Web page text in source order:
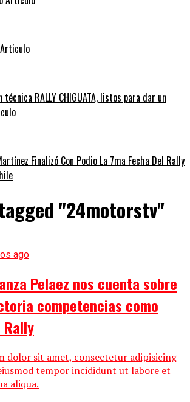
técnica RALLY CHIGUATA, listos para dar un
Finalizó Con Podio La 7ma Fecha Del Rally
"24motorstv"
ago
Pelaez nos cuenta sobre
competencias como
dolor sit amet, consectetur adipisicing
tempor incididunt ut labore et
aliqua.